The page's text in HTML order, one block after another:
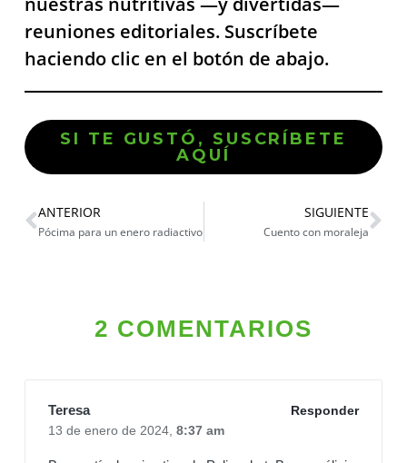
reuniones editoriales. Suscríbete
haciendo clic en el botón de abajo.
SI TE GUSTÓ, SUSCRÍBETE
AQUÍ
ANTERIOR
Pócima para un enero radiactivo
SIGUIENTE
Cuento con moraleja
2 COMENTARIOS
Teresa
Responder
13 de enero de 2024, 8:37 am